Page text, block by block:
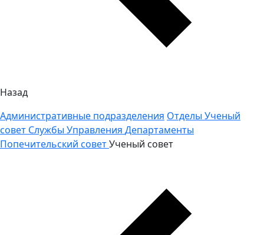
Назад
Административные подразделения Отделы Ученый
совет Службы Управления Департаменты
Попечительский советУченый совет